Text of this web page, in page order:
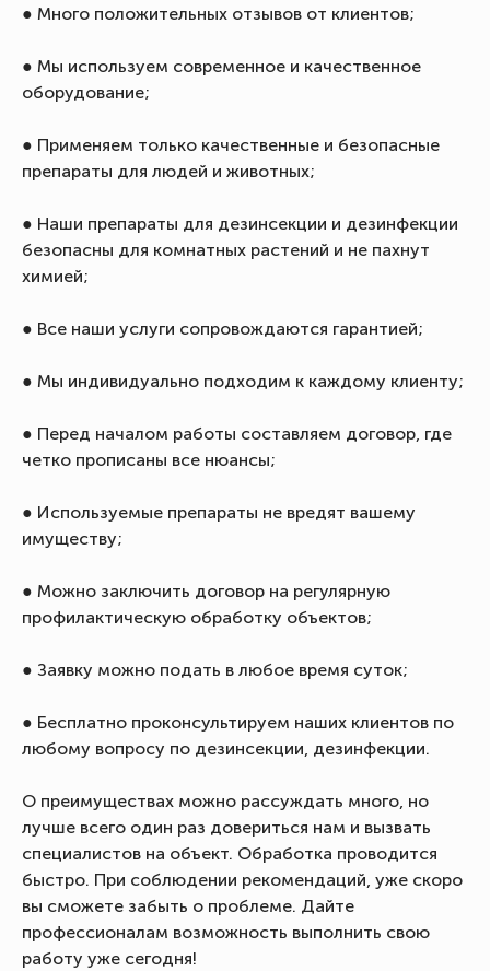
● Много положительных отзывов от клиентов;
● Мы используем современное и качественное
оборудование;
● Применяем только качественные и безопасные
препараты для людей и животных;
● Наши препараты для дезинсекции и дезинфекции
безопасны для комнатных растений и не пахнут
химией;
● Все наши услуги сопровождаются гарантией;
● Мы индивидуально подходим к каждому клиенту;
● Перед началом работы составляем договор, где
четко прописаны все нюансы;
● Используемые препараты не вредят вашему
имуществу;
● Можно заключить договор на регулярную
профилактическую обработку объектов;
● Заявку можно подать в любое время суток;
● Бесплатно проконсультируем наших клиентов по
любому вопросу по дезинсекции, дезинфекции.
О преимуществах можно рассуждать много, но
лучше всего один раз довериться нам и вызвать
специалистов на объект. Обработка проводится
быстро. При соблюдении рекомендаций, уже скоро
вы сможете забыть о проблеме. Дайте
профессионалам возможность выполнить свою
работу уже сегодня!